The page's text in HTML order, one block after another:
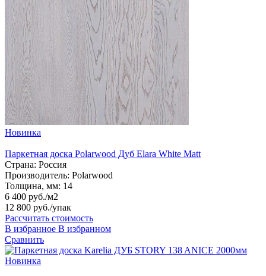
Новинка
Паркетная доска Polarwood Дуб Elara White Matt
Страна: Россия
Производитель: Polarwood
Толщина, мм: 14
6 400 руб./м2
12 800 руб./упак
Рассчитать стоимость
В избранное В избранном
Сравнить
Новинка